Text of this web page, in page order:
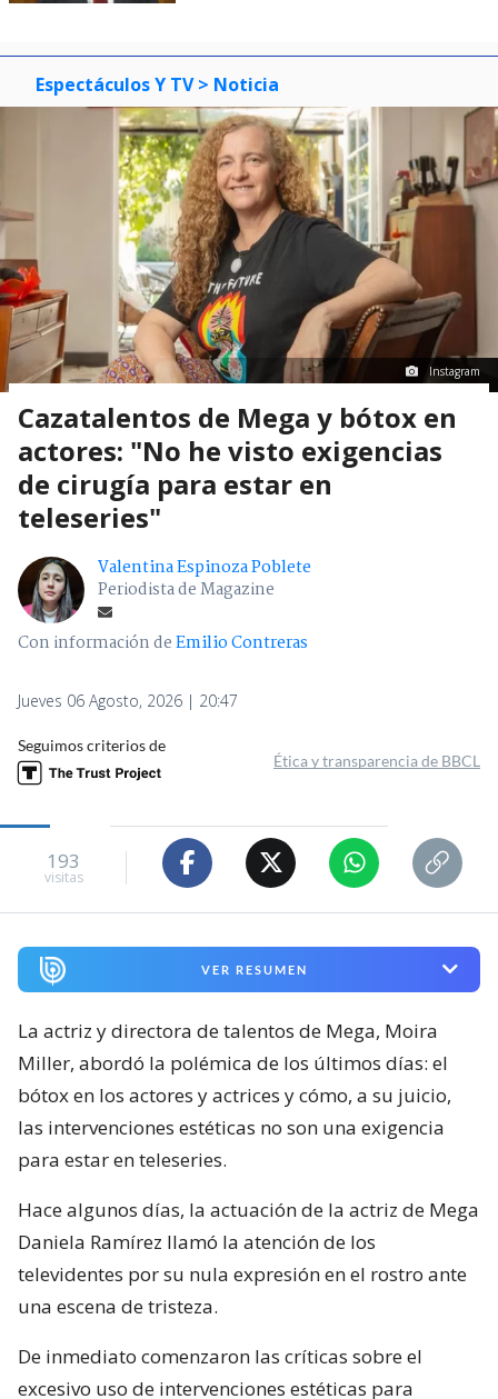
Espectáculos Y TV > Noticia
Instagram
Cazatalentos de Mega y bótox en
actores: "No he visto exigencias
de cirugía para estar en
teleseries"
Valentina Espinoza Poblete
Periodista de Magazine
Con información deEmilio Contreras
Jueves 06 Agosto, 2026 | 20:47
Seguimos criterios de
Ética y transparencia de BBCL
193
visitas
VER RESUMEN
La actriz y directora de talentos de Mega, Moira
Miller, abordó la polémica de los últimos días: el
bótox en los actores y actrices y cómo, a su juicio,
las intervenciones estéticas no son una exigencia
para estar en teleseries.
Hace algunos días, la actuación de la actriz de Mega
Daniela Ramírez llamó la atención de los
televidentes por su nula expresión en el rostro ante
una escena de tristeza.
De inmediato comenzaron las críticas sobre el
excesivo uso de intervenciones estéticas para